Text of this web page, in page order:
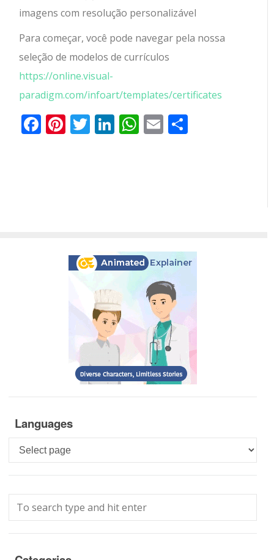
imagens com resolução personalizável
Para começar, você pode navegar pela nossa
seleção de modelos de currículos
https://online.visual-
paradigm.com/infoart/templates/certificates
Facebook
Pinterest
Twitter
LinkedIn
WhatsApp
Email
Languages
Languages